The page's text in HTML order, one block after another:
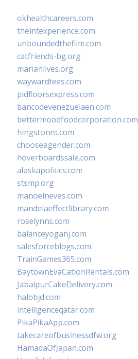
okhealthcareers.com
theintexperience.com
unboundedthefilm.com
catfriends-bg.org
marianlives.org
waywardtees.com
pidfloorsexpress.com
bancodevenezuelaen.com
bettermoodfoodcorporation.com
hingstonnt.com
chooseagender.com
hoverboardssale.com
alaskapolitics.com
stsmp.org
manoelneves.com
mandelaeffectlibrary.com
roselynns.com
balanceyoganj.com
salesforceblogs.com
TrainGames365.com
BaytownEvaCationRentals.com
JabalpurCakeDelivery.com
halobjd.com
intelligenceqatar.com
PikaPikaApp.com
takecareofbusinessdfw.org
HamadaOfJapan.com